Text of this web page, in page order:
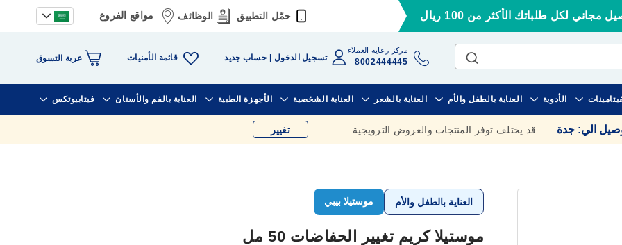
مجاني لكل طلباتك الأكثر من 100 ريال حمّل التطبيق الوظائف مواقع الفروع
مركز رعاية العملاء
8002444445 تسجيل الدخول حساب جديد قائمة الأمنيات عربة التسوق
الأدوية العناية بالطفل والأم العناية بالشعر العناية الشخصية الأجهزة الطبية العناية بالفم والأسنان فيتابيوتكس
الي: جدة قد يختلف توفر المنتجات والعروض الترويجية. تغيير
العناية بالطفل والأم موستيلا بيبي
موستيلا كريم تغيير الحفاضات 50 مل